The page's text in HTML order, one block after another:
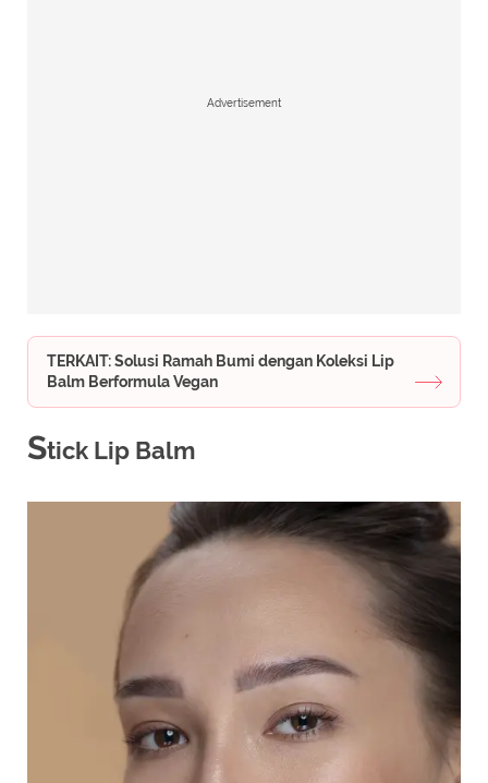
Advertisement
TERKAIT: Solusi Ramah Bumi dengan Koleksi Lip
Balm Berformula Vegan
Stick Lip Balm